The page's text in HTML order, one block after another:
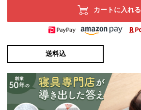
カートに入れる
送料込